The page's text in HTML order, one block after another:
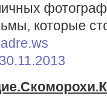
которые
30.11.2013